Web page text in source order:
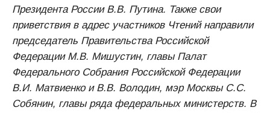
Президента России В.В. Путина. Также свои
приветствия в адрес участников Чтений направили
председатель Правительства Российской
Федерации М.В. Мишустин, главы Палат
Федерального Собрания Российской Федерации
В.И. Матвиенко и В.В. Володин, мэр Москвы С.С.
Собянин, главы ряда федеральных министерств. В